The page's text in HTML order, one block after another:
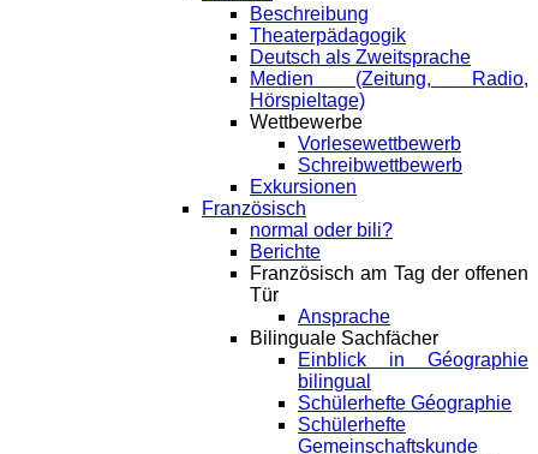
Beschreibung
Theaterpädagogik
Deutsch als Zweitsprache
Medien (Zeitung, Radio,
Hörspieltage)
Wettbewerbe
Vorlesewettbewerb
Schreibwettbewerb
Exkursionen
Französisch
normal oder bili?
Berichte
Französisch am Tag der offenen
Tür
Ansprache
Bilinguale Sachfächer
Einblick in Géographie
bilingual
Schülerhefte Géographie
Schülerhefte
Gemeinschaftskunde